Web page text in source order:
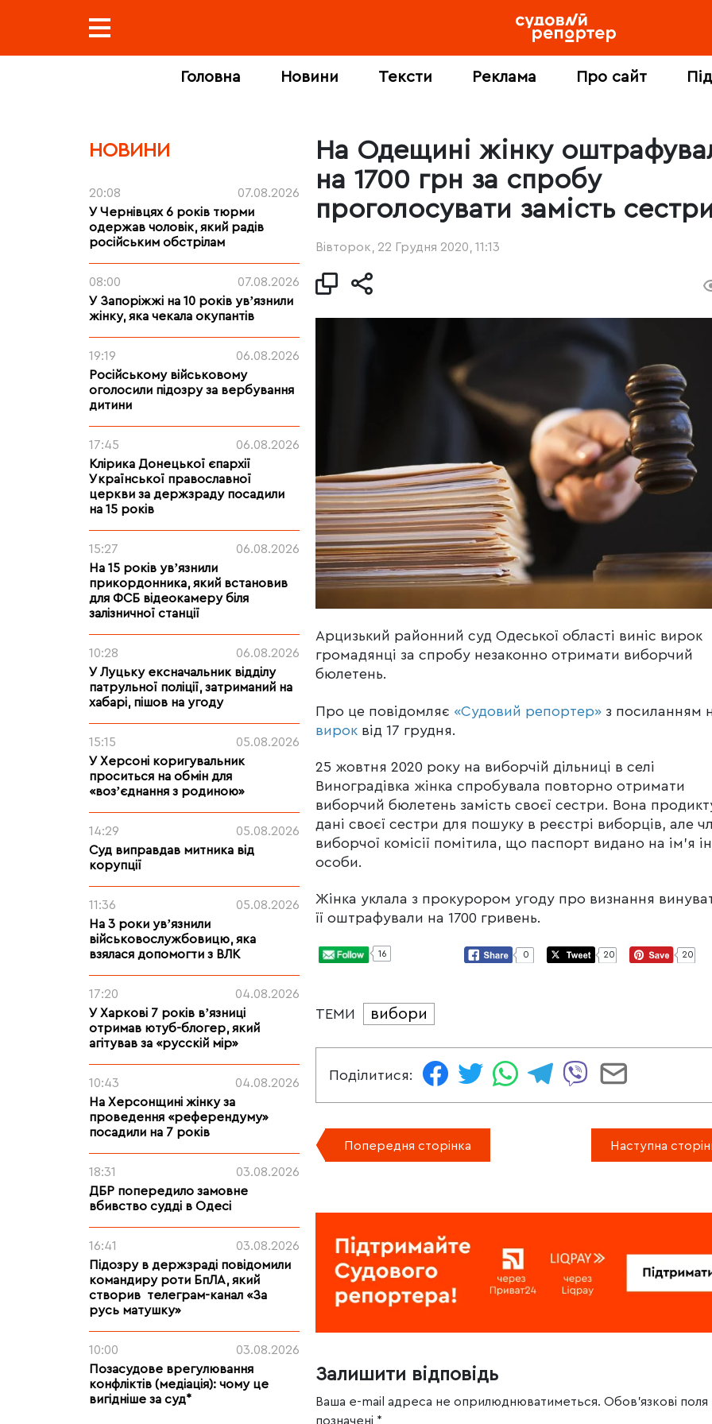
Головна Новини Тексти Реклама Про сайт
НОВИНИ
20:08
07.08.2026
У Чернівцях 6 років тюрми
одержав чоловік, який радів
російським обстрілам
08:00
07.08.2026
У Запоріжжі на 10 років увʼязнили
жінку, яка чекала окупантів
19:19
06.08.2026
Російському військовому
оголосили підозру за вербування
дитини
17:45
06.08.2026
Клірика Донецької єпархії
Української православної
церкви за держзраду посадили
на 15 років
15:27
06.08.2026
На 15 років увʼязнили
прикордонника, який встановив
для ФСБ відеокамеру біля
залізничної станції
10:28
06.08.2026
У Луцьку ексначальник відділу
патрульної поліції, затриманий на
хабарі, пішов на угоду
15:15
05.08.2026
У Херсоні коригувальник
проситься на обмін для
«возʼєднання з родиною»
14:29
05.08.2026
Суд виправдав митника від
корупції
11:36
05.08.2026
На 3 роки увʼязнили
військовослужбовицю, яка
взялася допомогти з ВЛК
17:20
04.08.2026
У Харкові 7 років вʼязниці
отримав ютуб-блогер, який
агітував за «русскій мір»
10:43
04.08.2026
На Херсонщині жінку за
проведення «референдуму»
посадили на 7 років
18:31
03.08.2026
ДБР попередило замовне
вбивство судді в Одесі
16:41
03.08.2026
Підозру в держзраді повідомили
командиру роти БпЛА, який
створив телеграм-канал «За
русь матушку»
10:00
03.08.2026
Позасудове врегулювання
конфліктів (медіація): чому це
вигідніше за суд*
На Одещині жінку
на 1700 грн за спробу
проголосувати замість
Вівторок, 22 Грудня 2020, 11:13
Арцизький районний суд Одеської області виніс вирок
громадянці за спробу незаконно отримати виборчий
бюлетень.
Про це повідомляє «Судовий репортер» з посиланням
вирок від 17 грудня.
25 жовтня 2020 року на виборчій дільниці в селі
Виноградівка жінка спробувала повторно отримати
виборчий бюлетень замість своєї сестри. Вона
дані своєї сестри для пошуку в реєстрі виборців, але
виборчої комісії помітила, що паспорт видано на ім’я
особи.
Жінка уклала з прокурором угоду про визнання
її оштрафували на 1700 гривень.
16 0 20 20
ТЕМИ вибори
Поділитися:
Попередня сторінка Наступна
Залишити відповідь
Ваша e-mail адреса не оприлюднюватиметься. Обов’язкові поля
позначені *